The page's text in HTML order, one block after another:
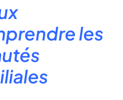
les